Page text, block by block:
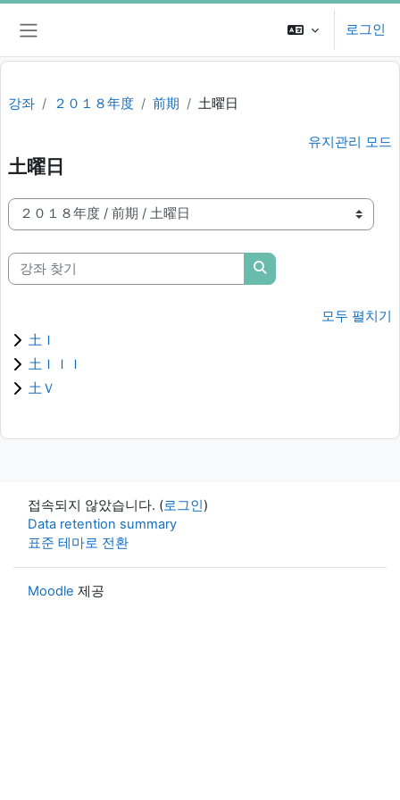
메인 콘텐츠로 건너뛰기
로그인
강좌 ２０１８年度 前期 土曜日
유지관리 모드
土曜日
강좌 범주
강좌 찾기
강좌 찾기
모두 펼치기
土Ｉ
土ＩＩＩ
土Ｖ
접속되지 않았습니다. (로그인)
Data retention summary
표준 테마로 전환
Moodle 제공